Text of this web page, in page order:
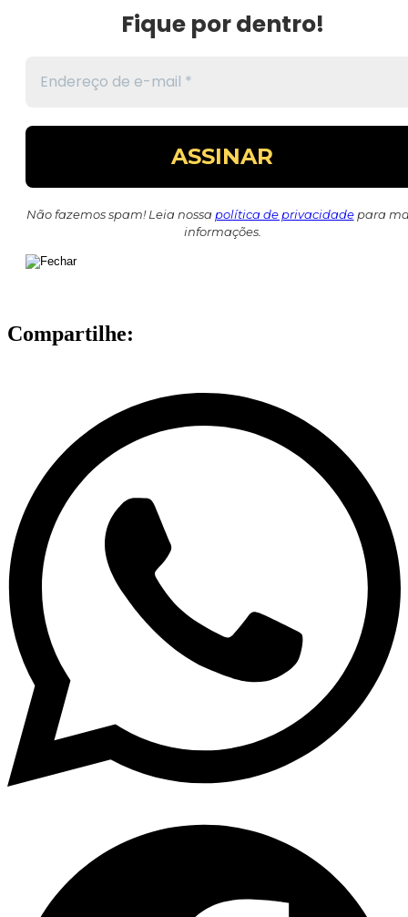
Fique por dentro!
Não fazemos spam! Leia nossa política de privacidadepara
informações.
Compartilhe: